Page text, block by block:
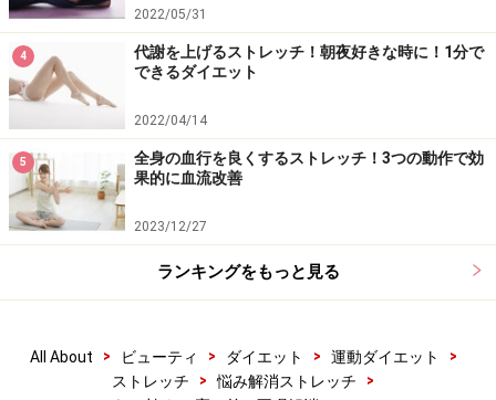
2022/05/31
4
代謝を上げるストレッチ！朝夜好きな時に！1分で
できるダイエット
2022/04/14
5
全身の血行を良くするストレッチ！3つの動作で効
果的に血流改善
2023/12/27
ランキングをもっと見る
All About > ビューティ > ダイエット > 運動ダイエット
>
ストレッチ
> 悩み解消ストレッチ
>